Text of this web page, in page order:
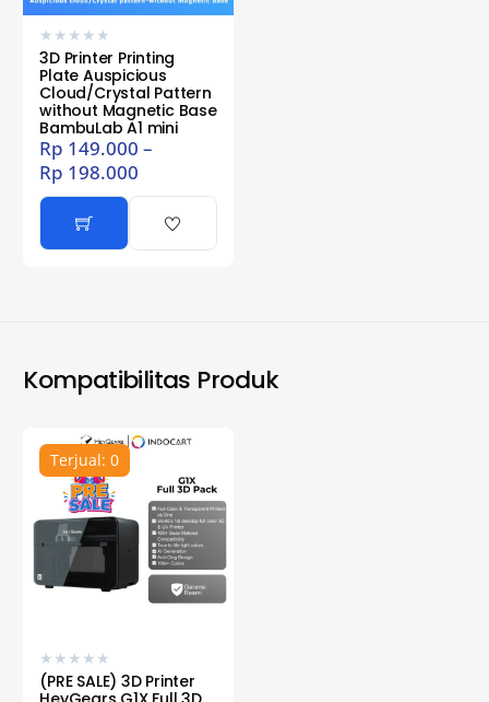
★ ★ ★ ★ ★
3D Printer Printing
Plate Auspicious
Cloud/Crystal Pattern
without Magnetic Base
BambuLab A1 mini
Rp 149.000 –
Rp 198.000
Kompatibilitas Produk
Terjual: 0
★ ★ ★ ★ ★
(PRE SALE) 3D Printer